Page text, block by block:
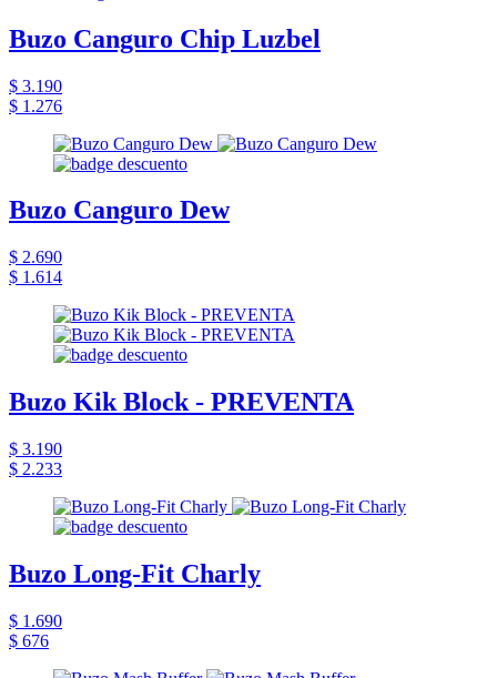
Buzo Canguro Chip Luzbel
$ 3.190
$ 1.276
Buzo Canguro Dew
$ 2.690
$ 1.614
Buzo Kik Block - PREVENTA
$ 3.190
$ 2.233
Buzo Long-Fit Charly
$ 1.690
$ 676